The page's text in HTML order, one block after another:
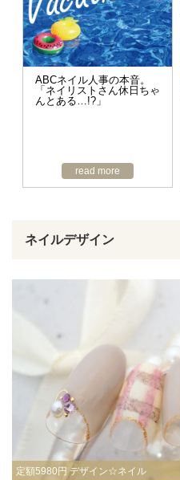
ABCネイル人事の本音。
「ネイリストさん休日ちゃ
んとある…!?」
read more
ネイルデザイン
定額5980円 デザイン☆ネイル